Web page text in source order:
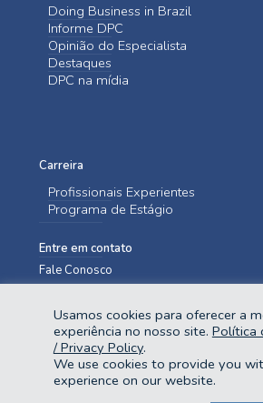
Doing Business in Brazil
Informe DPC
Opinião do Especialista
Destaques
DPC na mídia
Carreira
Profissionais Experientes
Programa de Estágio
Entre em contato
Fale Conosco
@2023 Domingues e Pinho Contadores. Todos
Usamos cookies para oferecer a
experiência no nosso site. Política
/ Privacy Policy.
We use cookies to provide you
experience on our website.